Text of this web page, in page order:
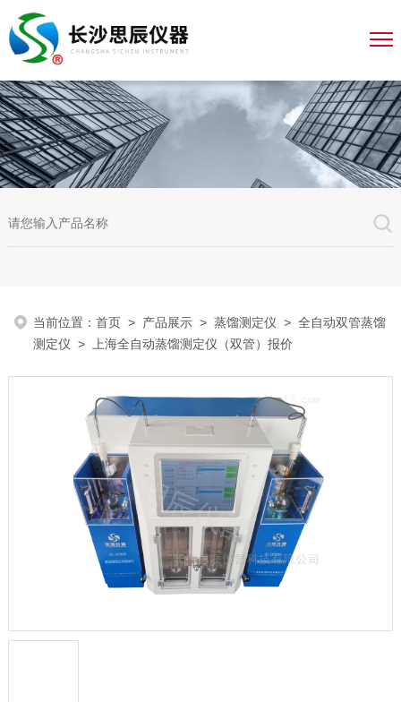
当前位置：首页 > 产品展示 >蒸馏测定仪 >全自动双管蒸馏
测定仪 > 上海全自动蒸馏测定仪（双管）报价